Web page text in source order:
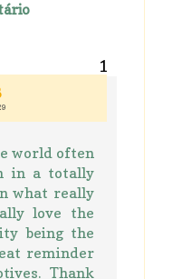
world often
in a totally
what really
love the
being the
reminder
Thank